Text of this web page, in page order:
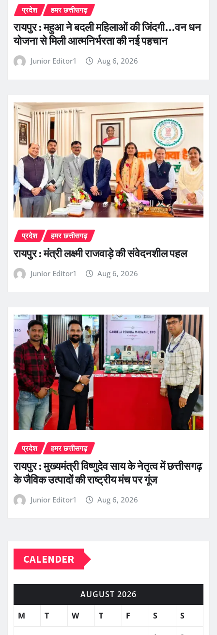
प्रदेश हमर छत्तीसगढ़
रायपुर : महुआ ने बदली महिलाओं की जिंदगी…वन धन
योजना से मिली आत्मनिर्भरता की नई पहचान
Junior Editor1 Aug 6, 2026
प्रदेश हमर छत्तीसगढ़
रायपुर : मंत्री लक्ष्मी राजवाड़े की संवेदनशील पहल
Junior Editor1 Aug 6, 2026
प्रदेश हमर छत्तीसगढ़
रायपुर : मुख्यमंत्री विष्णुदेव साय के नेतृत्व में छत्तीसगढ़
के जैविक उत्पादों की राष्ट्रीय मंच पर गूंज
Junior Editor1 Aug 6, 2026
CALENDER
AUGUST 2026
M
T W T F S S